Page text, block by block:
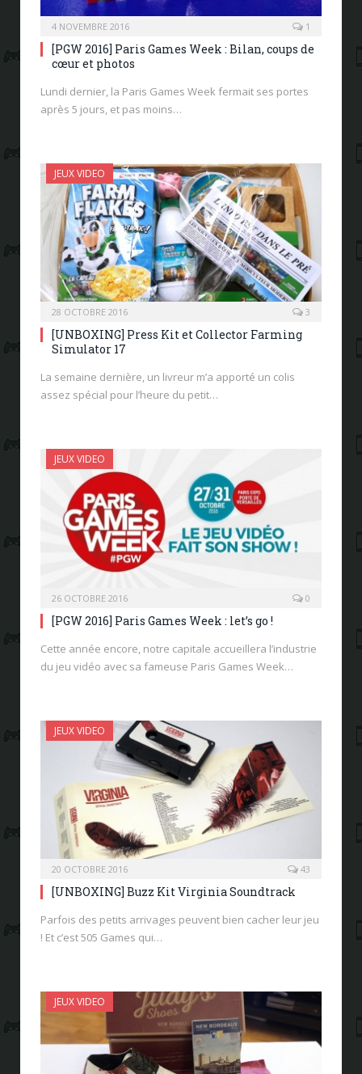
4 NOVEMBRE 2016 1
[PGW 2016] Paris Games Week : Bilan, coups de
cœur et photos
Lundi dernier, la Paris Games Week fermait ses portes
après 5 jours, et pas moins…
JEUX VIDEO
28 OCTOBRE 2016 3
[UNBOXING] Press Kit et Collector Farming
Simulator 17
La semaine dernière, un livreur m’a apporté un colis
assez spécial pour l’heure du petit…
JEUX VIDEO
26 OCTOBRE 2016 0
[PGW 2016] Paris Games Week : let’s go !
Cette année encore, notre capitale accueillera l’industrie
du jeu vidéo avec sa fameuse Paris Games Week…
JEUX VIDEO
20 OCTOBRE 2016 43
[UNBOXING] Buzz Kit Virginia Soundtrack
Parfois des petits arrivages peuvent bien cacher leur jeu
! Et c’est 505 Games qui…
JEUX VIDEO